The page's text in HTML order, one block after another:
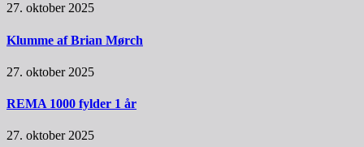
27. oktober 2025
Klumme af Brian Mørch
27. oktober 2025
REMA 1000 fylder 1 år
27. oktober 2025